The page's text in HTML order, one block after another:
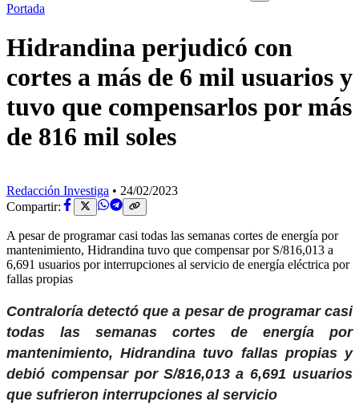
Portada
Hidrandina perjudicó con
cortes a más de 6 mil usuarios y
tuvo que compensarlos por más
de 816 mil soles
Redacción Investiga • 24/02/2023
Compartir:
A pesar de programar casi todas las semanas cortes de energía por
mantenimiento, Hidrandina tuvo que compensar por S/816,013 a
6,691 usuarios por interrupciones al servicio de energía eléctrica por
fallas propias
Contraloría detectó que a pesar de programar casi
todas las semanas cortes de energía por
mantenimiento, Hidrandina tuvo fallas propias y
debió compensar por S/816,013 a 6,691 usuarios
que sufrieron interrupciones al servicio